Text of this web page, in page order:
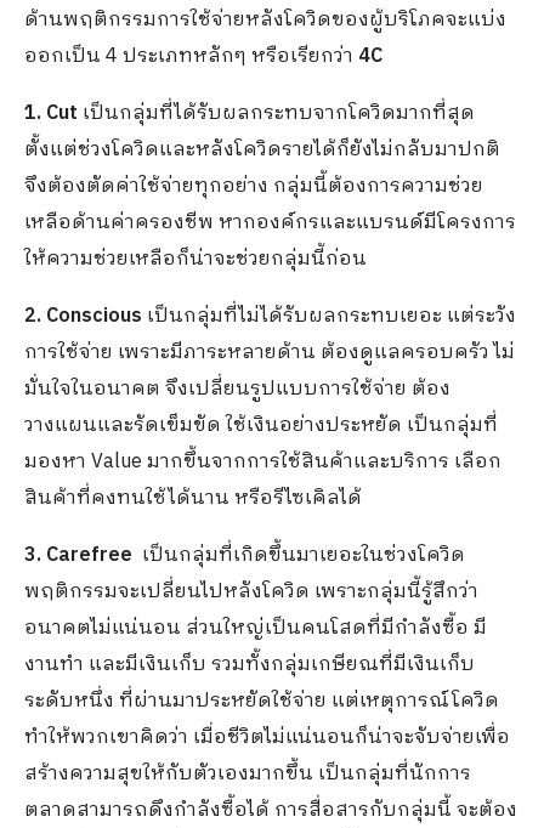
ด้านพฤติกรรมการใช้จ่ายหลังโควิดของผู้บริโภคจะแบ่ง
ออกเป็น 4 ประเภทหลักๆ หรือเรียกว่า 4C
1. Cut เป็นกลุ่มที่ได้รับผลกระทบจากโควิดมากที่สุด
ตั้งแต่ช่วงโควิดและหลังโควิดรายได้ก็ยังไม่กลับมาปกติ
จึงต้องตัดค่าใช้จ่ายทุกอย่าง กลุ่มนี้ต้องการความช่วย
เหลือด้านค่าครองชีพ หากองค์กรและแบรนด์มีโครงการ
ให้ความช่วยเหลือก็น่าจะช่วยกลุ่มนี้ก่อน
2. Conscious เป็นกลุ่มที่ไม่ได้รับผลกระทบเยอะ แต่ระวัง
การใช้จ่าย เพราะมีภาระหลายด้าน ต้องดูแลครอบครัว ไม่
มั่นใจในอนาคต จึงเปลี่ยนรูปแบบการใช้จ่าย ต้อง
วางแผนและรัดเข็มขัด ใช้เงินอย่างประหยัด เป็นกลุ่มที่
มองหา Value มากขึ้นจากการใช้สินค้าและบริการ เลือก
สินค้าที่คงทนใช้ได้นาน หรือรีไซเคิลได้
3. Carefree เป็นกลุ่มที่เกิดขึ้นมาเยอะในช่วงโควิด
พฤติกรรมจะเปลี่ยนไปหลังโควิด เพราะกลุ่มนี้รู้สึกว่า
อนาคตไม่แน่นอน ส่วนใหญ่เป็นคนโสดที่มีกำลังซื้อ มี
งานทำ และมีเงินเก็บ รวมทั้งกลุ่มเกษียณที่มีเงินเก็บ
ระดับหนึ่ง ที่ผ่านมาประหยัดใช้จ่าย แต่เหตุการณ์โควิด
ทำให้พวกเขาคิดว่า เมื่อชีวิตไม่แน่นอนก็น่าจะจับจ่ายเพื่อ
สร้างความสุขให้กับตัวเองมากขึ้น เป็นกลุ่มที่นักการ
ตลาดสามารถดึงกำลังซื้อได้ การสื่อสารกับกลุ่มนี้ จะต้อง